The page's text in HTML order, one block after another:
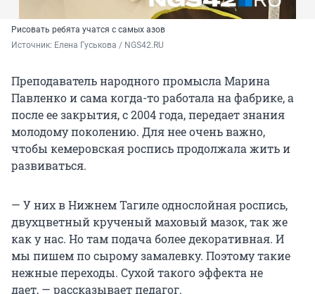
Рисовать ребята учатся с самых азов
Источник: Елена Гуськова / NGS42.RU
Преподаватель народного промысла Марина
Павленко и сама когда-то работала на фабрике, а
после ее закрытия, с 2004 года, передает знания
молодому поколению. Для нее очень важно,
чтобы кемеровская роспись продолжала жить и
развиваться.
— У них в Нижнем Тагиле однослойная роспись,
двухцветный крученый маховый мазок, так же
как у нас. Но там подача более декоративная. И
мы пишем по сырому замалевку. Поэтому такие
нежные переходы. Сухой такого эффекта не
дает, — рассказывает педагог.